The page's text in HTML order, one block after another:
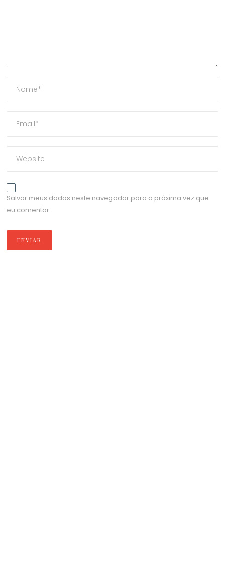
Salvar meus dados neste navegador para a próxima vez que
eu comentar.